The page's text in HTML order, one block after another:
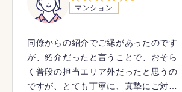
マンション
同僚からの紹介でご縁があったのです
が、紹介だったと言うことで、おそら
く普段の担当エリア外だったと思うの
ですが、とても丁寧に、真摯にご対応